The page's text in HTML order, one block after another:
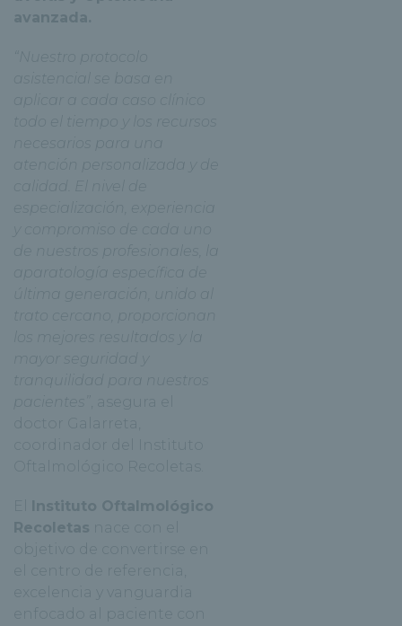
avanzada.
“Nuestro protocolo
asistencial se basa en
aplicar a cada caso clínico
todo el tiempo y los recursos
necesarios para una
atención personalizada y de
calidad. El nivel de
especialización, experiencia
y compromiso de cada uno
de nuestros profesionales, la
aparatología específica de
última generación, unido al
trato cercano, proporcionan
los mejores resultados y la
mayor seguridad y
tranquilidad para nuestros
pacientes”
, asegura el
doctor Galarreta,
coordinador del Instituto
Oftalmológico Recoletas.
Instituto Oftalmológico
Recoletas nace con el
objetivo de convertirse en
el centro de referencia,
excelencia y vanguardia
enfocado al paciente con